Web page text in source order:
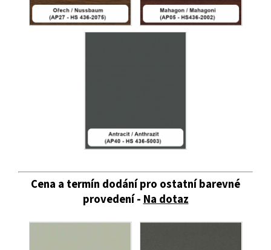
Cena a termín dodání pro ostatní barevné
provedení -Na dotaz